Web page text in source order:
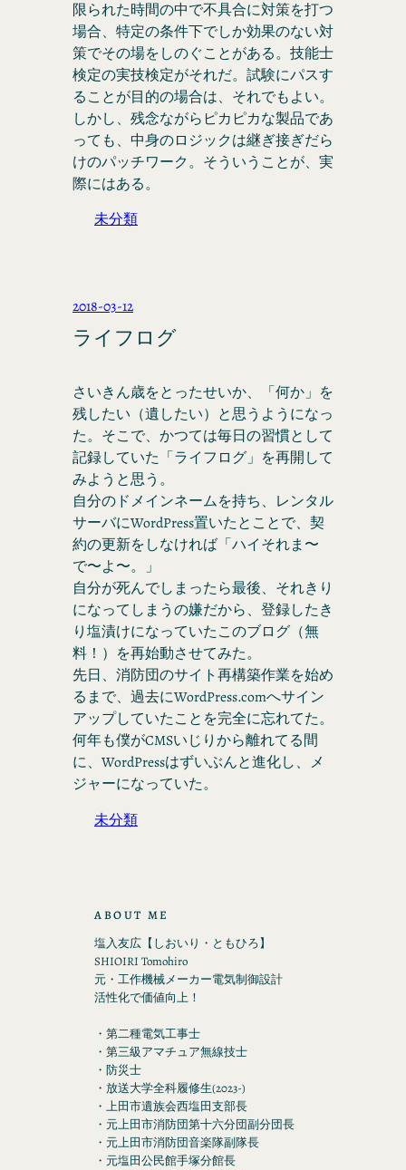
限られた時間の中で不具合に対策を打つ
場合、特定の条件下でしか効果のない対
策でその場をしのぐことがある。技能士
検定の実技検定がそれだ。試験にパスす
ることが目的の場合は、それでもよい。
しかし、残念ながらピカピカな製品であ
っても、中身のロジックは継ぎ接ぎだら
けのパッチワーク。そういうことが、実
際にはある。
未分類
2018-03-12
ライフログ
さいきん歳をとったせいか、「何か」を
残したい（遺したい）と思うようになっ
た。そこで、かつては毎日の習慣として
記録していた「ライフログ」を再開して
みようと思う。
自分のドメインネームを持ち、レンタル
サーバにWordPress置いたとことで、契
約の更新をしなければ「ハイそれま〜
で〜よ〜。」
自分が死んでしまったら最後、それきり
になってしまうの嫌だから、登録したき
り塩漬けになっていたこのブログ（無
料！）を再始動させてみた。
先日、消防団のサイト再構築作業を始め
るまで、過去にWordPress.comへサイン
アップしていたことを完全に忘れてた。
何年も僕がCMSいじりから離れてる間
に、WordPressはずいぶんと進化し、メ
ジャーになっていた。
未分類
ABOUT ME
塩入友広【しおいり・ともひろ】
SHIOIRI Tomohiro
元・工作機械メーカー電気制御設計
活性化で価値向上！
・第二種電気工事士
・第三級アマチュア無線技士
・防災士
・放送大学全科履修生(2023-)
・上田市遺族会西塩田支部長
・元上田市消防団第十六分団副分団長
・元上田市消防団音楽隊副隊長
・元塩田公民館手塚分館長